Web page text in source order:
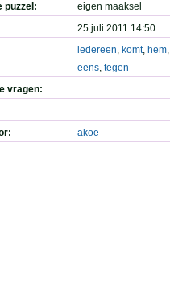
puzzel:
eigen maaksel
25 juli 2011 14:50
iedereen, komt, hem,
eens, tegen
vragen:
akoe